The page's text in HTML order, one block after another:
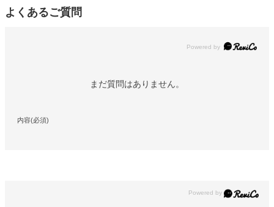
よくあるご質問
Powered by
まだ質問はありません。
内容(必須)